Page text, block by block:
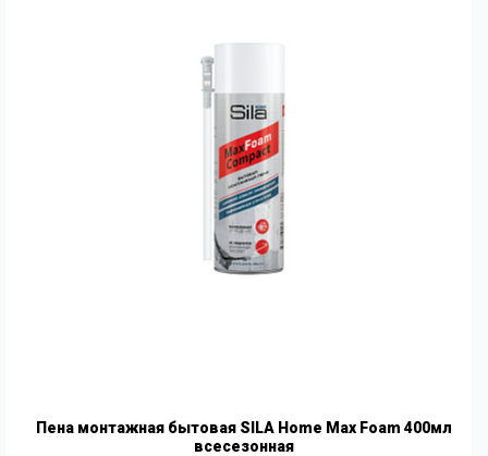
Пена монтажная бытовая SILA Home Max Foam 400мл
всесезонная